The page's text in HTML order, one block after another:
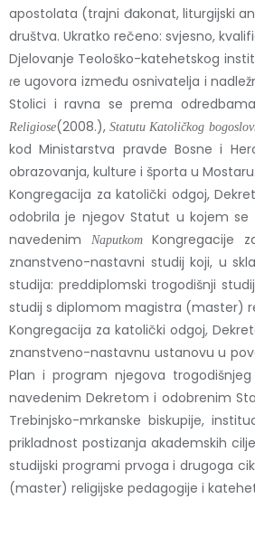
apostolata (trajni đakonat, liturgijski
društva. Ukratko rečeno: svjesno,
Djelovanje Teološko-katehetskog
te ugovora između osnivatelja i
Stolici i ravna se prema
Religiose(2008.),Statutu Katoličkog
kod Ministarstva pravde Bosne i
obrazovanja, kulture i športa u Mostaru.
Kongregacija za katolički odgoj,
odobrila je njegov Statut u kojem se
navedenim
Naputkom Kongregacije
znanstveno-nastavni studij koji, u
studija: preddiplomski trogodišnji
studij s diplomom magistra (master)
Kongregacija za katolički odgoj,
znanstveno-nastavnu ustanovu u
Plan i program njegova
navedenim Dekretom i odobrenim
Trebinjsko-mrkanske biskupije,
prikladnost postizanja akademskih
studijski programi prvoga i drugoga
(master) religijske pedagogije i